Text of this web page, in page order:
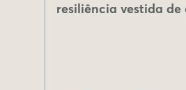
resiliência vestida